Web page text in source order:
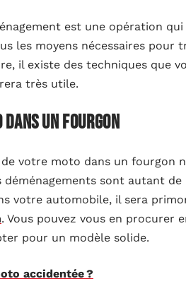
est une opération
les moyens nécessaires pour
il existe des techniques que
très utile.
dans un fourgon
votre moto dans un fourgon
sont autant de
votre automobile, il sera
. Vous pouvez vous en procurer
pour un modèle solide.
accidentée ?